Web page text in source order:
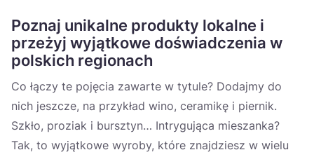
Zamknij
Poznaj unikalne produkty lokalne i
przeżyj wyjątkowe doświadczenia w
polskich regionach
Co łączy te pojęcia zawarte w tytule? Dodajmy do
nich jeszcze, na przykład wino, ceramikę i piernik.
Szkło, proziak i bursztyn… Intrygująca mieszanka?
Tak, to wyjątkowe wyroby, które znajdziesz w wielu